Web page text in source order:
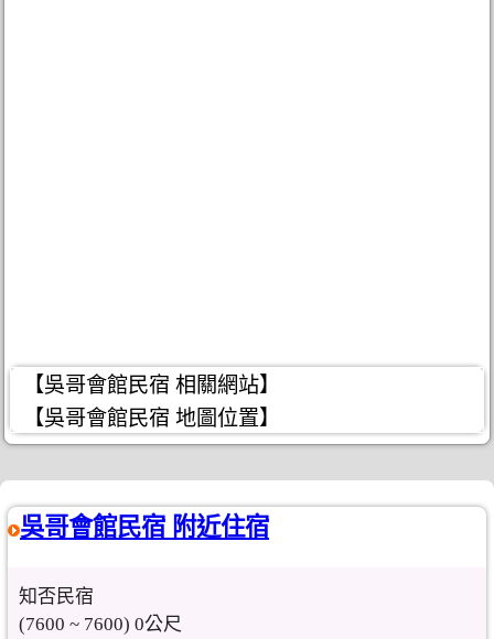
【吳哥會館民宿 相關網站】
【吳哥會館民宿 地圖位置】
吳哥會館民宿 附近住宿
知否民宿
(7600 ~ 7600) 0公尺